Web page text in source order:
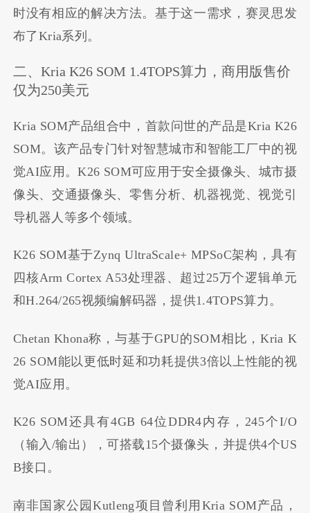
时没有相应的解决方法。基于这一需求，赛灵思发
布了Kria系列。
二、Kria K26 SOM 1.4TOPS算力，商用版售价
仅为250美元
Kria SOM产品组合中，首款问世的产品是Kria K26
SOM。该产品专门针对智慧城市和智能工厂中的视
觉AI应用。K26 SOM可应用于安全摄像头、城市摄
像头、交通摄像头、零售分析、机器视觉、视觉引
导机器人等多个领域。
K26 SOM基于Zynq UltraScale+ MPSoC架构，具有
四核Arm Cortex A53处理器、超过25万个逻辑单元
和H.264/265视频编解码器，提供1.4TOPS算力。
Chetan Khona称，与基于GPU的SOM相比，Kria K
26 SOM能以更低时延和功耗提供3倍以上性能的视
觉AI应用。
K26 SOM还具有4GB 64位DDR4内存，245个I/O
（输入/输出），可搭载15个摄像头，并提供4个US
B接口。
南非国家公园Kutleng项目曾利用Kria SOM产品，